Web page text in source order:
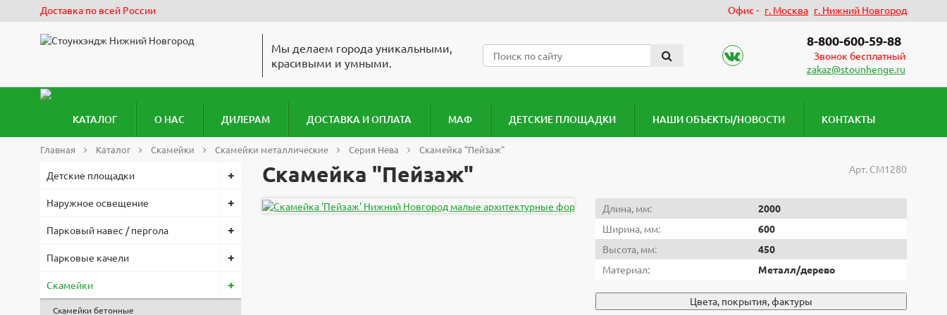
Доставка по всей России Офис - г. Москва г. Нижний Новгород
Мы делаем города уникальными,
красивыми и умными.
8-800-600-59-88
Звонок бесплатный
zakaz@stounhenge.ru
КАТАЛОГ О НАС ДИЛЕРАМ ДОСТАВКА И ОПЛАТА МАФ ДЕТСКИЕ ПЛОЩАДКИ НАШИ ОБЪЕКТЫ/НОВОСТИ КОНТАКТЫ
Главная Каталог Скамейки Скамейки металлические Серия Нева Скамейка "Пейзаж"
Арт. СМ1280
Скамейка "Пейзаж"
Длина, мм:
2000
Ширина, мм:
600
Высота, мм:
450
Материал:
Металл/дерево
Цвета, покрытия, фактуры
Детские площадки
Наружное освещение
Парковый навес / пергола
Парковые качели
Скамейки
Скамейки бетонные